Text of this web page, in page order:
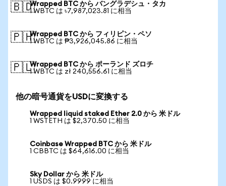
🇧🇩Wrapped BTC から バングラデシュ・タカ
1 WBTC は ৳7,987,023.81 に相当
🇵🇭Wrapped BTC から フィリピン・ペソ
1 WBTC は ₱3,926,045.86 に相当
🇵🇱Wrapped BTC から ポーランド ズロチ
1 WBTC は zł 240,556.61 に相当
他の暗号通貨をUSDに変換する
Wrapped liquid staked Ether 2.0 から 米ドル
1 WSTETH は $2,370.50 に相当
Coinbase Wrapped BTC から 米ドル
1 CBBTC は $64,616.00 に相当
Sky Dollar から 米ドル
1 USDS は $0.9999 に相当